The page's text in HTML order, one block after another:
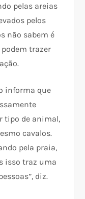
pelas areias
pelos
não sabem é
trazer
informa que
tipo de animal,
cavalos.
pela praia,
isso traz uma
diz.